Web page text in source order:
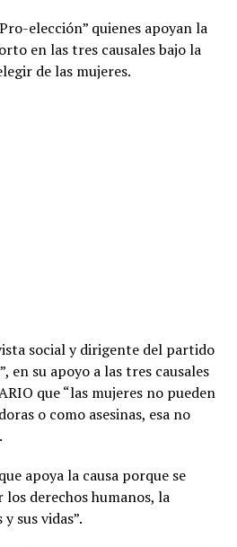
elección” quienes apoyan la
en las tres causales bajo la
de las mujeres.
social y dirigente del partido
en su apoyo a las tres causales
que “las mujeres no pueden
o como asesinas, esa no
apoya la causa porque se
derechos humanos, la
sus vidas”.